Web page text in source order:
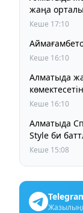
жаңа
Кеше 17:10
Кеше 16:10
Алматыда
Кеше 16:10
Алматыда
Style би
Кеше 15:08